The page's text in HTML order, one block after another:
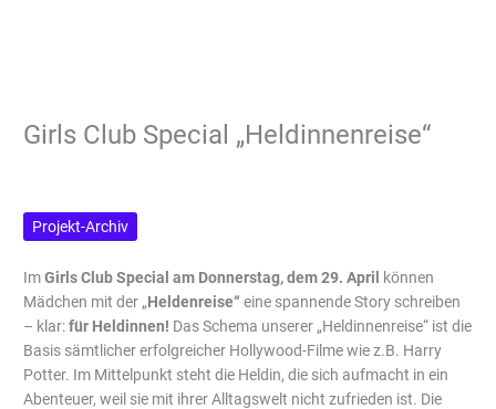
Girls Club Special „Heldinnenreise“
Projekt-Archiv
ImGirls Club Special am Donnerstag, dem 29. April können
Mädchen mit der „Heldenreise“eine spannende Story schreiben
– klar:für Heldinnen! Das Schema unserer „Heldinnenreise“ ist die
Basis sämtlicher erfolgreicher Hollywood-Filme wie z.B. Harry
Potter. Im Mittelpunkt steht die Heldin, die sich aufmacht in ein
Abenteuer, weil sie mit ihrer Alltagswelt nicht zufrieden ist. Die